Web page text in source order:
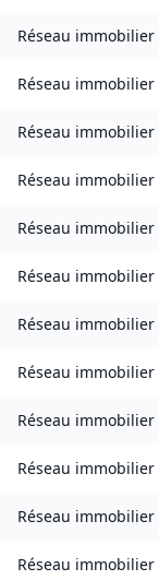
Réseau immobilier
Réseau immobilier
Réseau immobilier
Réseau immobilier
Réseau immobilier
Réseau immobilier
Réseau immobilier
Réseau immobilier
Réseau immobilier
Réseau immobilier
Réseau immobilier
Réseau immobilier